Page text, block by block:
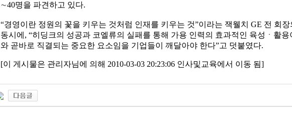
∼40명을 파견하고 있다.
“경영이란 정원의 꽃을 키우는 것처럼 인재를 키우는 것”이라는 잭웰치 GE 전 회
동시에, “히딩크의 성공과 코엘류의 실패를 통해 가용 인력의 효과적인 육성ㆍ활
와 곧바로 직결되는 중요한 요소임을 기업들이 깨달아야 한다”고 덧붙였다.
[이 게시물은 관리자님에 의해 2010-03-03 20:23:06 인사및교육에서 이동 됨]